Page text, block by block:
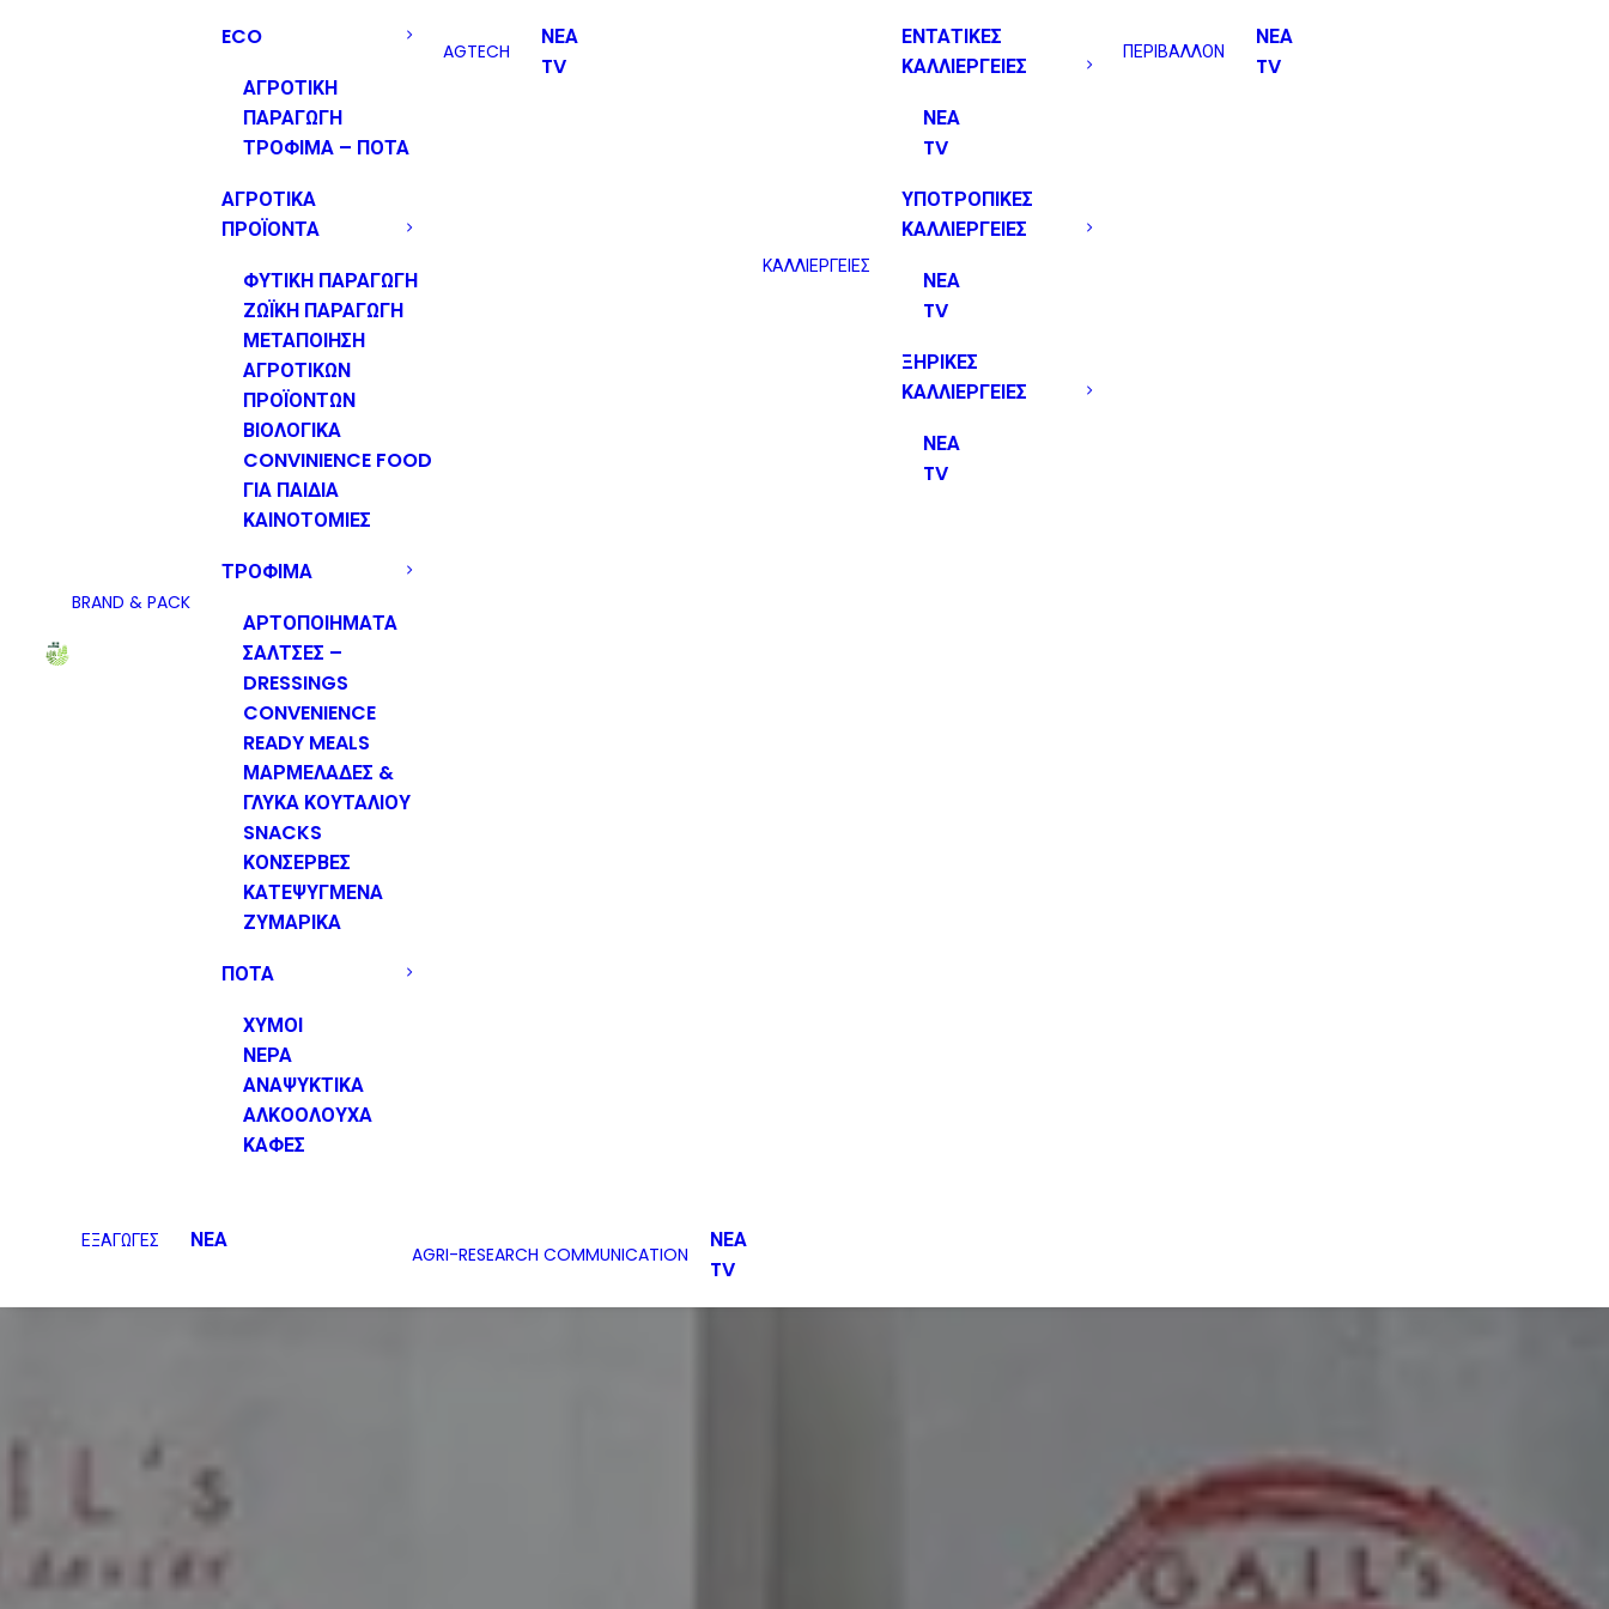
BRAND & PACK
ECO
ΑΓΡΟΤΙΚΗ
ΠΑΡΑΓΩΓΗ
ΤΡΟΦΙΜΑ – ΠΟΤΑ
ΑΓΡΟΤΙΚΑ
ΠΡΟΪΟΝΤΑ
ΦΥΤΙΚΗ ΠΑΡΑΓΩΓΗ
ΖΩΪΚΗ ΠΑΡΑΓΩΓΗ
ΜΕΤΑΠΟΙΗΣΗ
ΑΓΡΟΤΙΚΩΝ
ΠΡΟΪΟΝΤΩΝ
ΒΙΟΛΟΓΙΚΑ
CONVINIENCE FOOD
ΓΙΑ ΠΑΙΔΙΑ
ΚΑΙΝΟΤΟΜΙΕΣ
ΤΡΟΦΙΜΑ
ΑΡΤΟΠΟΙΗΜΑΤΑ
ΣΑΛΤΣΕΣ –
DRESSINGS
CONVENIENCE
READY MEALS
ΜΑΡΜΕΛΑΔΕΣ &
ΓΛΥΚΑ ΚΟΥΤΑΛΙΟΥ
SNACKS
ΚΟΝΣΕΡΒΕΣ
ΚΑΤΕΨΥΓΜΕΝΑ
ΖΥΜΑΡΙΚΑ
ΠΟΤΑ
ΧΥΜΟΙ
ΝΕΡΑ
ΑΝΑΨΥΚΤΙΚΑ
ΑΛΚΟΟΛΟΥΧΑ
ΚΑΦΕΣ
AGTECH
ΝΕΑ
TV
ΚΑΛΛΙΕΡΓΕΙΕΣ
ΕΝΤΑΤΙΚΕΣ
ΚΑΛΛΙΕΡΓΕΙΕΣ
ΝΕΑ
TV
ΥΠΟΤΡΟΠΙΚΕΣ
ΚΑΛΛΙΕΡΓΕΙΕΣ
ΝΕΑ
TV
ΞΗΡΙΚΕΣ
ΚΑΛΛΙΕΡΓΕΙΕΣ
ΝΕΑ
TV
ΠΕΡΙΒΑΛΛΟΝ
ΝΕΑ
TV
ΕΞΑΓΩΓΕΣ ΝΕΑ
AGRI-RESEARCH COMMUNICATION
ΝΕΑ
TV